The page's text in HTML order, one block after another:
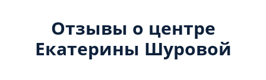
Отзывы о центре
Екатерины Шуровой